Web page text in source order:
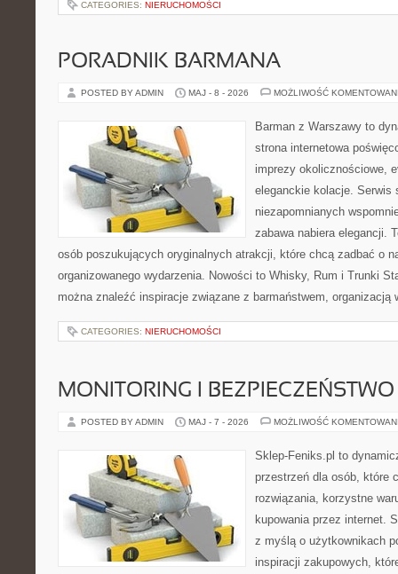
CATEGORIES: NIERUCHOMOŚCI
PORADNIK BARMANA
POSTED BY ADMIN MAJ - 8 - 2026 MOŻLIWOŚĆ
Barman z Warszawy to
strona internetowa
imprezy okolicznościowe,
eleganckie kolacje. Serwis
niezapomnianych
zabawa nabiera elegancji.
osób poszukujących oryginalnych atrakcji, które chcą zadbać o
organizowanego wydarzenia. Nowości to Whisky, Rum i Trunki
można znaleźć inspiracje związane z barmaństwem,
CATEGORIES: NIERUCHOMOŚCI
MONITORING I
POSTED BY ADMIN MAJ - 7 - 2026 MOŻLIWOŚĆ
Sklep-Feniks.pl to
przestrzeń dla osób, które
rozwiązania, korzystne
kupowania przez internet.
z myślą o użytkownikach
inspiracji zakupowych,